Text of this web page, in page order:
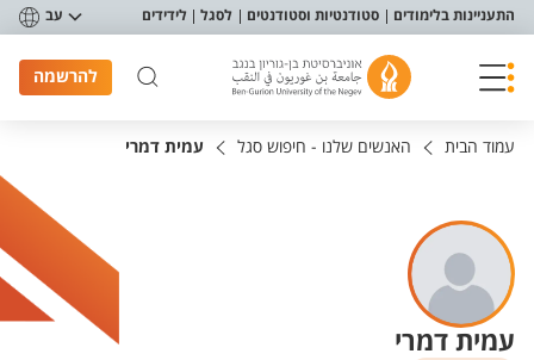
תפריט נגישות
התעניינות בלימודים סטודנטיות וסטודנטים לסגל לידידים עב
להרשמה
עמוד הבית האנשים שלנו - חיפוש סגל עמית דמרי
עמית דמרי